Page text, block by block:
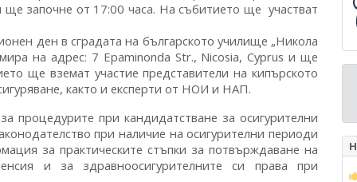
ще започне от 17:00 часа. На събитието ще участват
ден в сградата на българското училище „Никола
на адрес: 7 Epaminonda Str., Nicosia, Cyprus и ще
ще вземат участие представители на кипърското
както и експерти от НОИ и НАП.
при кандидатстване за осигурителни
при наличие на осигурителни периоди
за практическите стъпки за потвърждаване на
и за здравноосигурителните си права при